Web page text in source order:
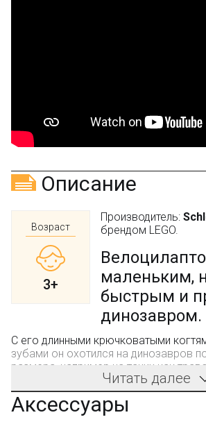
Описание
Возраст
3+
Производитель:
брендом LEGO.
маленьким,
быстрым и
динозавром.
С его длинными крючковатыми
зубами он охотился на динозавров
размера, например на таких как
Интересный факт
Читать далее
Аксессуары